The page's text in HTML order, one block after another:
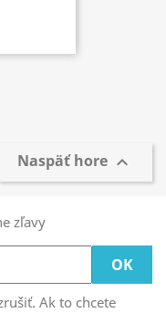
Naspäť hore 
zľavy
Ak to chcete